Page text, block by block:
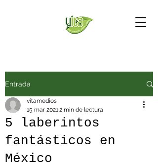
Entrada
5 laberintos
fantásticos en
México
vitamedios
15 mar 20212 min de lectura